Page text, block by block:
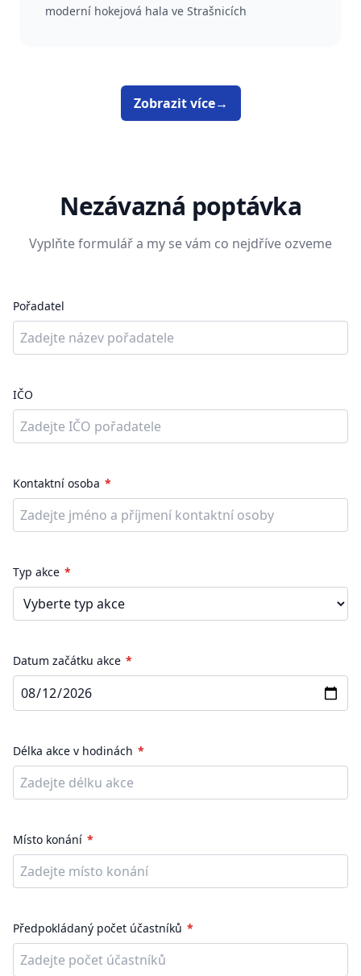
moderní hokejová hala ve Strašnicích
Zobrazit více→
Nezávazná poptávka
Vyplňte formulář a my se vám co nejdříve ozveme
Pořadatel
IČO
Kontaktní osoba
Typ akce
Datum začátku akce
Délka akce v hodinách
Místo konání
Předpokládaný počet účastníků